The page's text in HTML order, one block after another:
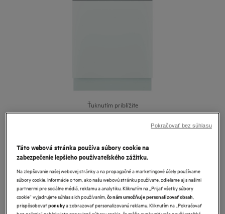
Ťuknutím priblížite
GT9200A2SNT
Vstavaná umývačka riadu Favorit
9000
0 (0)
Informačný list výrobku
Táto webová stránka používa súbory cookie na
zabezpečenie lepšieho používateľského zážitku.
Na zlepšovanie našej webovej stránky a na propagačné a marketingové účely používame
súbory cookie. Informácie o tom, ako našu webovú stránku používate, zdieľame aj s našimi
partnermi pre sociálne médiá, reklamu a analytiku. Kliknutím na „Prijať všetky súbory
cookie“ vyjadrujete súhlas s ich používaním,čo nám umožňuje personalizovať obsah,
prispôsobovaťponukya zobrazovať personalizovanú reklamu. Kliknutím na „Pokračovať
Pokračovať bez súhlasu